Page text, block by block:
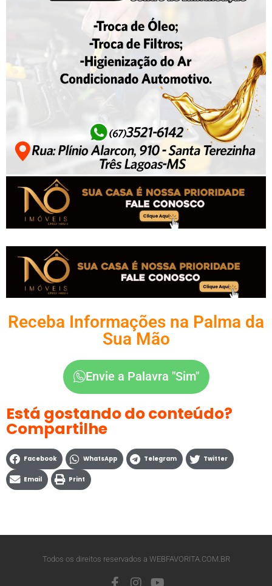
Receba Informações na Palma da
Sua Mão
Envie a Palavra "Sim"
Está gostando do conteúdo?
Compartilhe
Facebook WhatsApp Telegram Twitter
Email Print
Todos os direitos reservados a WEBFAVORITA.COM.BR